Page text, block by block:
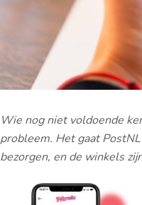
Wie nog niet voldoende
probleem. Het gaat
bezorgen, en de winkels